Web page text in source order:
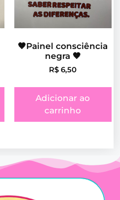
🤎Painel consciência
negra 🤎
R$ 6,50
Adicionar ao
carrinho